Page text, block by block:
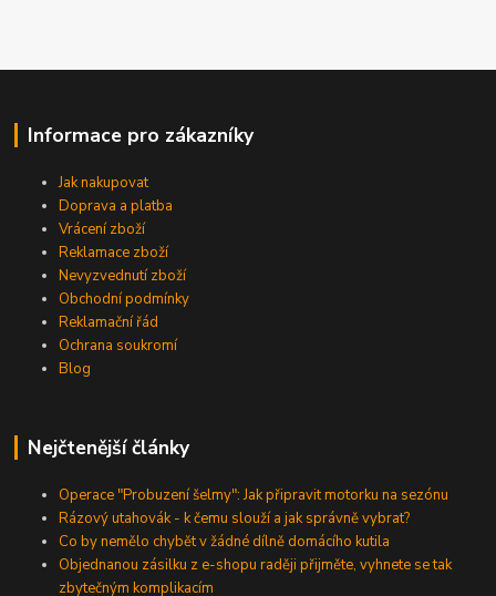
Informace pro zákazníky
Jak nakupovat
Doprava a platba
Vrácení zboží
Reklamace zboží
Nevyzvednutí zboží
Obchodní podmínky
Reklamační řád
Ochrana soukromí
Blog
Nejčtenější články
Operace "Probuzení šelmy": Jak připravit motorku na sezónu
Rázový utahovák - k čemu slouží a jak správně vybrat?
Co by nemělo chybět v žádné dílně domácího kutila
Objednanou zásilku z e-shopu raději přijměte, vyhnete se tak
zbytečným komplikacím